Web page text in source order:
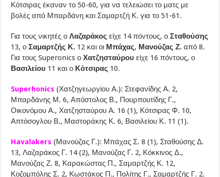
Κότσιρας έκαναν το 50-60, για να τελειώσει το ματς με
βολές από Μπαρδάνη και Σαμαρτζή Κ. για το 51-61.
Για τους νικητές οΛαζαράκοςείχε 14 πόντους, οΣταθούσης
13, ο Σαμαρτζής Κ. 12 και οι Μπάχας, Μανούζας Ζ.από 8.
Για τους Superonics οΧατζησταύρου είχε 16 πόντους, ο
Βασιλείου 11 και ο Κότσιρας 10.
Superhonics(Χατζηγεωργίου Α.): Στεφανίδης Α. 2,
Μπαρδάνης Μ. 6, Απόστολος Β., Πουρπουτίδης Γ.,
Οικονόμου Α., Χατζησταύρου Α. 16 (1), Κότσιρας Φ. 10,
Απτόσογλου Β., Μαστοράκης Κ. 6, Βασιλείου Κ. 11 (1).
Havalakers(Μανούζας Γ.): Μπάχας Σ. 8 (1), Σταθούσης Δ.
13, Λαζαράκος Γ. 14 (2), Μανούζας Γ. 2, Κόκκινος Δ.,
Μανούζας Ζ. 8, Καρακώστας Π., Σαμαρτζής Κ. 12,
Κοζομπόλης Σ. 2, Κωστάκος Π., Πολίτης Γ., Σαμαρτζής Γ. 2.